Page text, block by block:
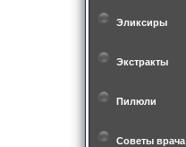
Эликсиры
Экстракты
Пилюли
Советы врача